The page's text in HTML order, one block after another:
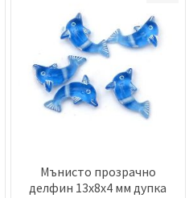
Мънисто прозрачно
делфин 13x8x4 мм дупка